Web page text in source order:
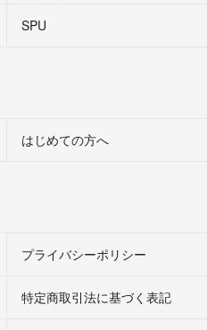
SPU
はじめての方へ
プライバシーポリシー
特定商取引法に基づく表記